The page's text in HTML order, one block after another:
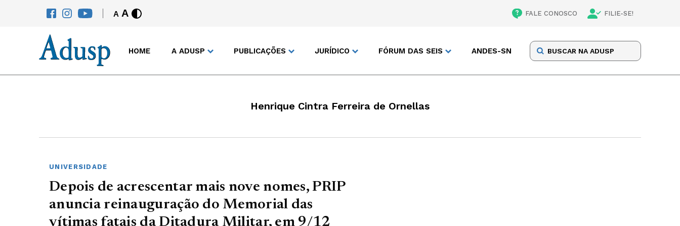
A A FALE CONOSCO FILIE-SE!
HOME A ADUSP PUBLICAÇÕES JURÍDICO FÓRUM DAS SEIS ANDES-SN
Henrique Cintra Ferreira de Ornellas
UNIVERSIDADE
Depois de acrescentar mais nove nomes, PRIP
anuncia reinauguração do Memorial das
vítimas fatais da Ditadura Militar, em 9/12